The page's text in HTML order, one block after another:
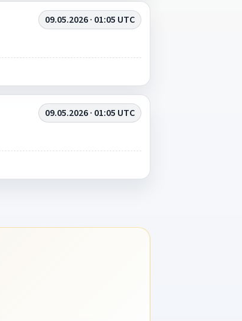
09.05.2026 · 01:05 UTC
09.05.2026 · 01:05 UTC